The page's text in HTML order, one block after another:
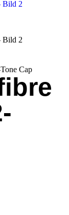
Cap